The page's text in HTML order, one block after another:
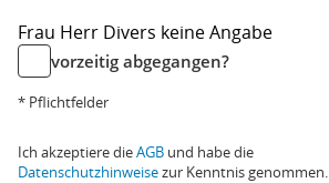
Frau Herr Divers keine Angabe
vorzeitig abgegangen?
* Pflichtfelder
Ich akzeptiere dieAGB und habe die
Datenschutzhinweisezur Kenntnis genommen.